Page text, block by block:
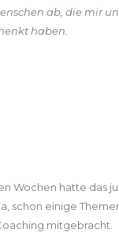
ab, die mir
haben.
Wochen hatte das
schon einige
mitgebracht.